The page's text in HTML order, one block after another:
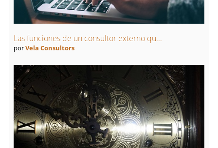
Las funciones de un consultor externo qu...
porVela Consultors